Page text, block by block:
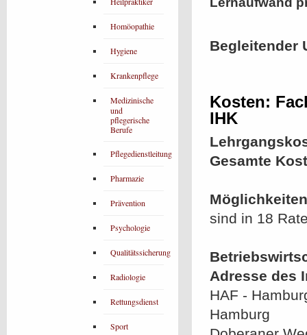
Begleitender
Kosten:
IHK
Gesamte
sind in 18
Adresse des
HAF -
Hamburg
Homöopathie
Hygiene
Krankenpflege
Medizinische
und
pflegerische
Berufe
Pflegedienstleitung
Pharmazie
Prävention
Psychologie
Qualitätssicherung
Radiologie
Rettungsdienst
Sport